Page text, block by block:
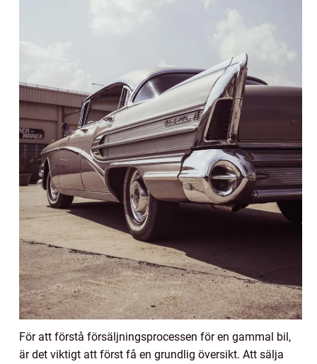
För att förstå försäljningsprocessen för en gammal bil,
är det viktigt att först få en grundlig översikt. Att sälja